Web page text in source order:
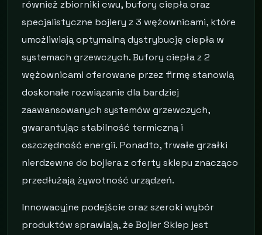
również zbiorniki cwu, bufory ciepła oraz
specjalistyczne bojlery z 3 wężownicami, które
umożliwiają optymalną dystrybucję ciepła w
systemach grzewczych. Bufory ciepła z 2
wężownicami oferowane przez firmę stanowią
doskonałe rozwiązanie dla bardziej
zaawansowanych systemów grzewczych,
gwarantując stabilność termiczną i
oszczędność energii. Ponadto, trwałe grzałki
nierdzewne do bojlera z oferty sklepu znacząco
przedłużają żywotność urządzeń.
Innowacyjne podejście oraz szeroki wybór
produktów sprawiają, że Bojler Sklep jest